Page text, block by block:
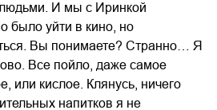
И мы с Иринкой
было уйти в кино, но
Вы понимаете? Странно… Я
Все пойло, даже самое
или кислое. Клянусь, ничего
напитков я не